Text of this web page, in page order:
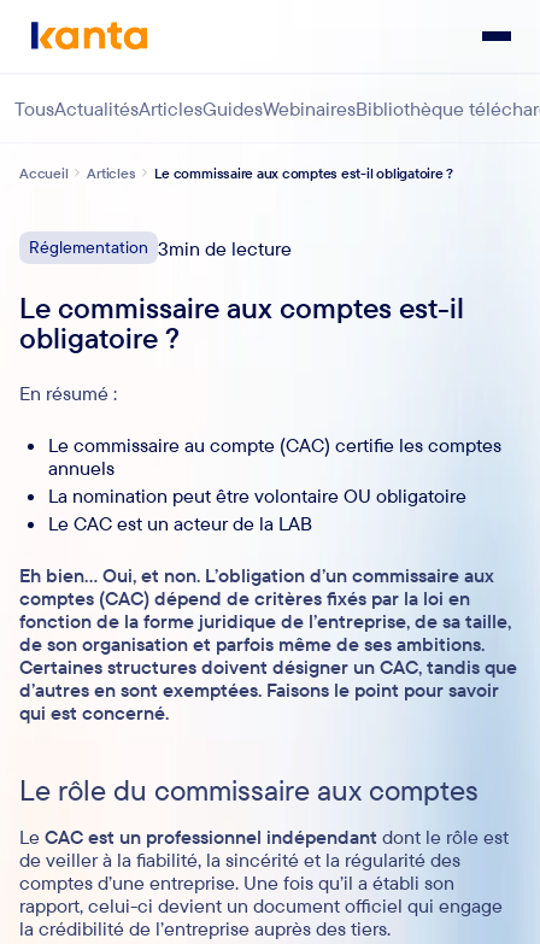
TousActualitésArticlesGuidesWebinairesBibliothèque
Accueil Articles Le commissaire aux comptes est-il obligatoire ?
Réglementation 3min de lecture
Le commissaire aux comptes est-il
obligatoire ?
En résumé :
Le commissaire au compte (CAC) certifie les comptes
annuels
La nomination peut être volontaire OU obligatoire
Le CAC est un acteur de la LAB
Eh bien… Oui, et non. L’obligation d’un commissaire aux
comptes (CAC) dépend de critères fixés par la loi en
fonction de la forme juridique de l’entreprise, de sa taille,
de son organisation et parfois même de ses ambitions.
Certaines structures doivent désigner un CAC, tandis que
d’autres en sont exemptées. Faisons le point pour savoir
qui est concerné.
Le rôle du commissaire aux comptes
Le CAC est un professionnel indépendant dont le rôle est
de veiller à la fiabilité, la sincérité et la régularité des
comptes d’une entreprise. Une fois qu’il a établi son
rapport, celui-ci devient un document officiel qui engage
la crédibilité de l’entreprise auprès des tiers.